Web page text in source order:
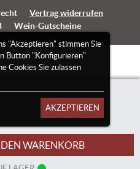
WARENKORB
"Akzeptieren" stimmen Sie
Button "Konfigurieren"
Cookies Sie zulassen
AKZEPTIEREN
Vertrag widerrufen
Wein-Gutscheine